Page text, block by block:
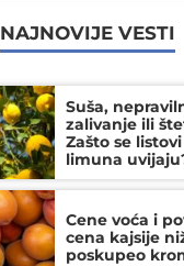
NAJNOVIJE VESTI
Suša,
zalivanje ili
Zašto se listovi
limuna
Cene voća i
cena kajsije
poskupeo